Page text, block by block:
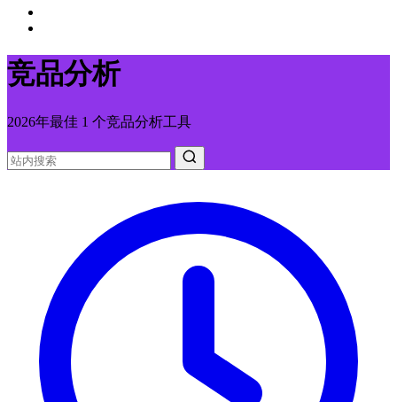
竞品分析
2026年最佳 1 个竞品分析工具